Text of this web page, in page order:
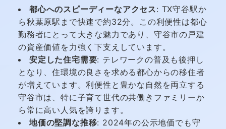
都心へのスピーディーなアクセス: TX守谷駅か
ら秋葉原駅まで快速で約32分。この利便性は都心
勤務者にとって大きな魅力であり、守谷市の戸建
の資産価値を力強く下支えしています。
安定した住宅需要: テレワークの普及も後押し
となり、住環境の良さを求める都心からの移住者
が増えています。利便性と豊かな自然を両立する
守谷市は、特に子育て世代の共働きファミリーか
ら常に高い人気を誇ります。
地価の堅調な推移: 2024年の公示地価でも守